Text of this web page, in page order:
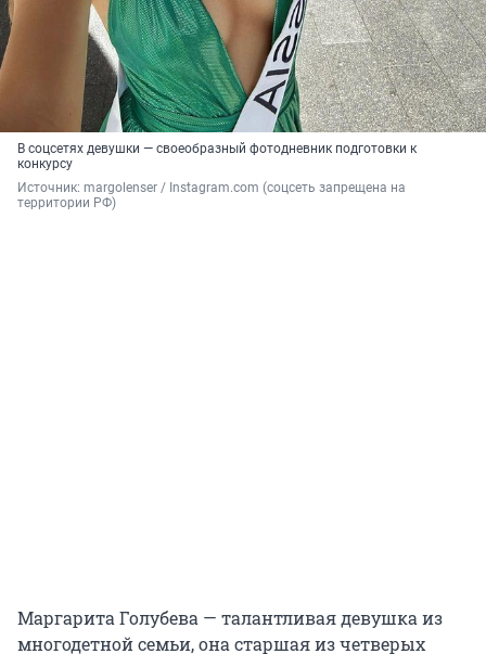
В соцсетях девушки — своеобразный фотодневник подготовки к
конкурсу
Источник: margolenser / Instagram.com (соцсеть запрещена на
территории РФ)
Маргарита Голубева — талантливая девушка из
многодетной семьи, она старшая из четверых